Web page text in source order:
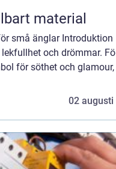
material
små änglar Introduktion
och drömmar.
för söthet och glamour,
02 augusti